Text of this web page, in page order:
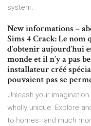
system.
New informations –
Sims 4 Crack: Le nom
d’obtenir aujourd’hui
monde et il n’y a pas
installateur créé
pouvaient pas se
Unleash your
wholly unique. Explore
to homes–and much